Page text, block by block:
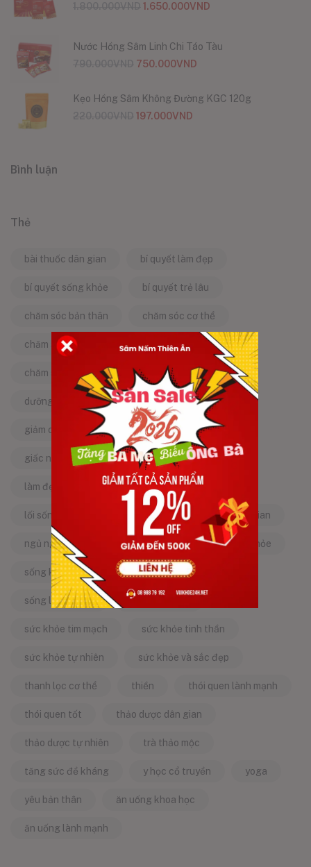
1.650.000VND
Nước Hồng Sâm Linh Chi Táo Tàu
750.000VND
Kẹo Hồng Sâm Không Đường KGC 120g
197.000VND
Bình luận
Thẻ
bài thuốc dân gian bí quyết làm đẹp
bí quyết sống khỏe bí quyết trẻ lâu
chăm sóc bản thân chăm sóc cơ thể
chăm sóc da chăm sóc sức khỏe
chăm sóc sức khỏe tự nhiên chống lão hóa
dưỡng da tự nhiên dưỡng sinh
giảm căng thẳng giảm stress
giấc ngủ ngon kinh nghiệm dân gian
làm đẹp từ bên trong làm đẹp tự nhiên
lối sống lành mạnh mật ong mẹo dân gian
ngủ ngon năng lượng tích cực sống khỏe
sống khỏe mỗi ngày sống khỏe đẹp
sống lành mạnh sống tích cực
sức khỏe tim mạch sức khỏe tinh thần
sức khỏe tự nhiên sức khỏe và sắc đẹp
thanh lọc cơ thể thiền thói quen lành mạnh
thói quen tốt thảo dược dân gian
thảo dược tự nhiên trà thảo mộc
tăng sức đề kháng y học cổ truyền yoga
yêu bản thân ăn uống khoa học
ăn uống lành mạnh